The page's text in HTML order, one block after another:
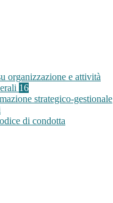
organizzazione e attività
16
strategico-gestionale
di condotta